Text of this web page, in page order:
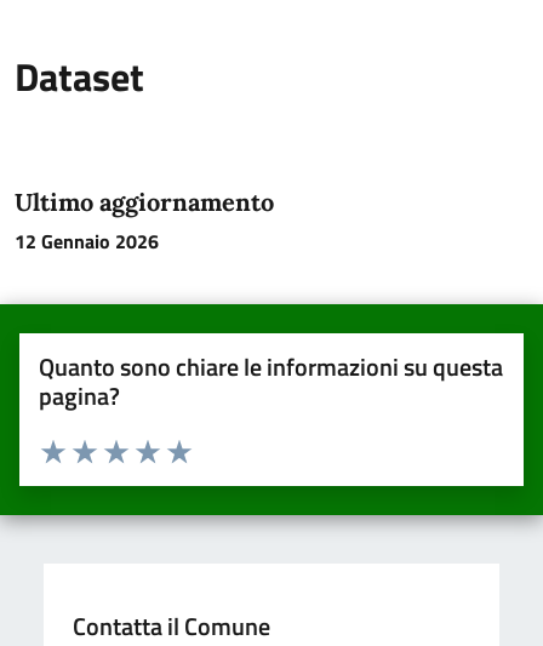
Dataset
Ultimo aggiornamento
12 Gennaio 2026
Quanto sono chiare le informazioni su questa
pagina?
Valuta da 1 a 5 stelle la pagina
Valuta 5 stelle su 5
Valuta 4 stelle su 5
Valuta 3 stelle su 5
Valuta 2 stelle su 5
Valuta una stella su 5
Contatta il Comune